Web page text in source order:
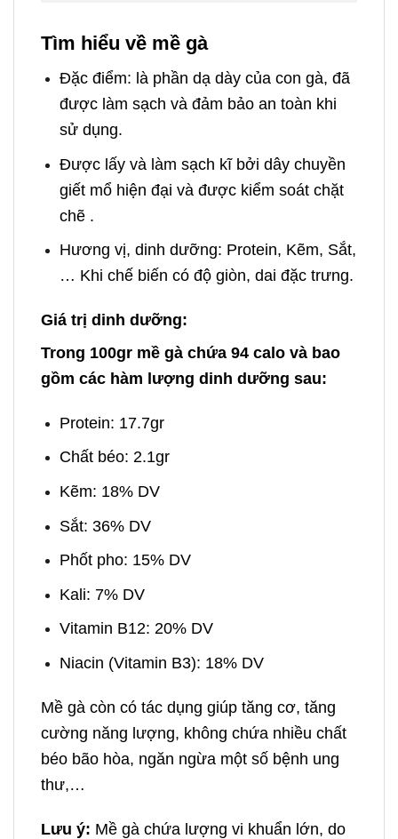
Tìm hiểu về mề gà
Đặc điểm: là phần dạ dày của con gà, đã
được làm sạch và đảm bảo an toàn khi
sử dụng.
Được lấy và làm sạch kĩ bởi dây chuyền
giết mổ hiện đại và được kiểm soát chặt
chẽ .
Hương vị, dinh dưỡng: Protein, Kẽm, Sắt,
… Khi chế biến có độ giòn, dai đặc trưng.
Giá trị dinh dưỡng:
Trong 100gr mề gà chứa 94 calo và bao
gồm các hàm lượng dinh dưỡng sau:
Protein: 17.7gr
Chất béo: 2.1gr
Kẽm: 18% DV
Sắt: 36% DV
Phốt pho: 15% DV
Kali: 7% DV
Vitamin B12: 20% DV
Niacin (Vitamin B3): 18% DV
Mề gà còn có tác dụng giúp tăng cơ, tăng
cường năng lượng, không chứa nhiều chất
béo bão hòa, ngăn ngừa một số bệnh ung
thư,…
Lưu ý: Mề gà chứa lượng vi khuẩn lớn, do